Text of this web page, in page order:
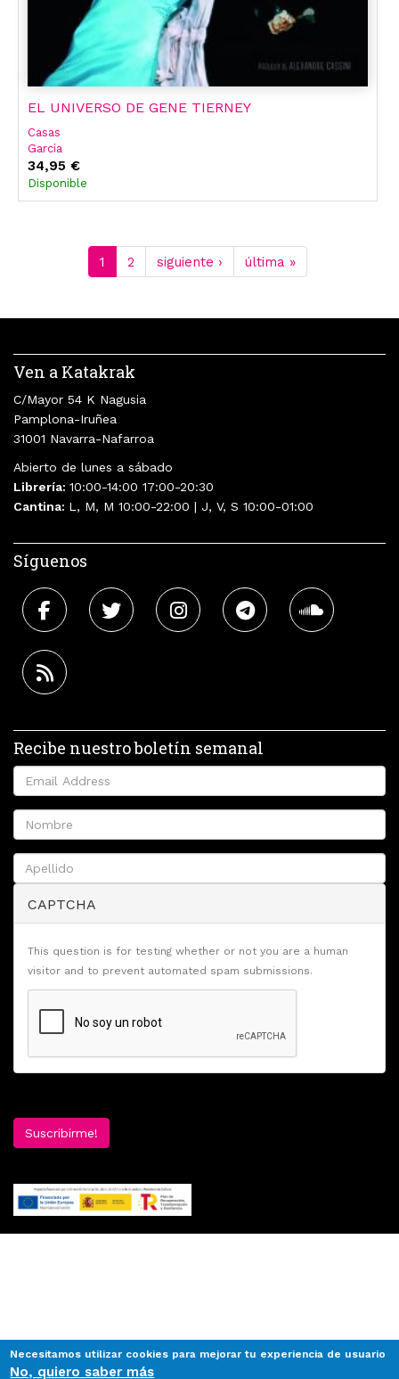
EL UNIVERSO DE GENE TIERNEY
Casas
Garcia
Quim Casas
Alejandro Melero Salvador
34,95 €
Disponible
1 2 siguiente › última »
Ven a Katakrak
C/Mayor 54 K Nagusia
Pamplona-Iruñea
31001 Navarra-Nafarroa
Abierto de lunes a sábado
Librería: 10:00-14:00 17:00-20:30
Cantina: L, M, M 10:00-22:00 | J, V, S 10:00-01:00
Síguenos
Recibe nuestro boletín semanal
CAPTCHA
This question is for testing whether or not you are a human
visitor and to prevent automated spam submissions.
Suscribirme!
Necesitamos utilizar cookies para mejorar tu experiencia de usuario
No, quiero saber más